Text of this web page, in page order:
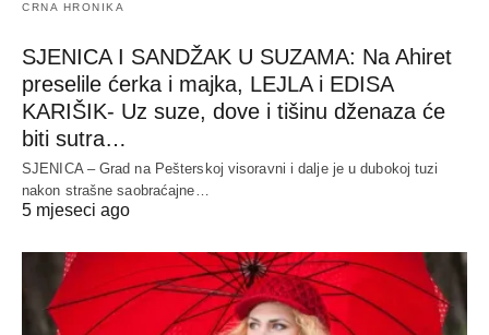
CRNA HRONIKA
SJENICA I SANDŽAK U SUZAMA: Na Ahiret
preselile ćerka i majka, LEJLA i EDISA
KARIŠIK- Uz suze, dove i tišinu dženaza će
biti sutra…
SJENICA – Grad na Pešterskoj visoravni i dalje je u dubokoj tuzi
nakon strašne saobraćajne…
5 mjeseci ago